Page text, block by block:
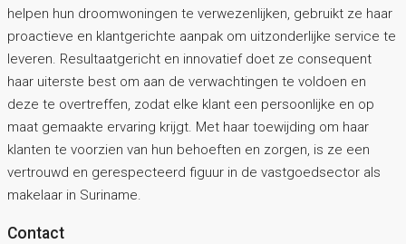
helpen hun droomwoningen te verwezenlijken, gebruikt ze haar
proactieve en klantgerichte aanpak om uitzonderlijke service te
leveren. Resultaatgericht en innovatief doet ze consequent
haar uiterste best om aan de verwachtingen te voldoen en
deze te overtreffen, zodat elke klant een persoonlijke en op
maat gemaakte ervaring krijgt. Met haar toewijding om haar
klanten te voorzien van hun behoeften en zorgen, is ze een
vertrouwd en gerespecteerd figuur in de vastgoedsector als
makelaar in Suriname.
Contact